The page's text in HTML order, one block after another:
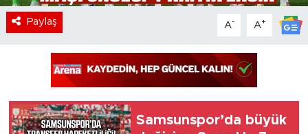
Paylaş A- A+
Samsunspor’da büyük